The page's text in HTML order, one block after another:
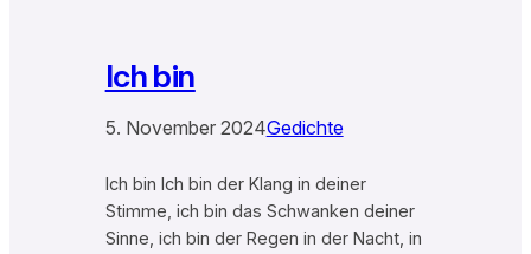
Ich bin
5. November 2024Gedichte
Ich bin Ich bin der Klang in deiner
Stimme, ich bin das Schwanken deiner
Sinne, ich bin der Regen in der Nacht, in